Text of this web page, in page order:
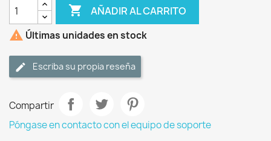
 AÑADIR AL CARRITO
 Últimas unidades en stock
Escriba su propia reseña
Compartir
Póngase en contacto con el equipo de soporte